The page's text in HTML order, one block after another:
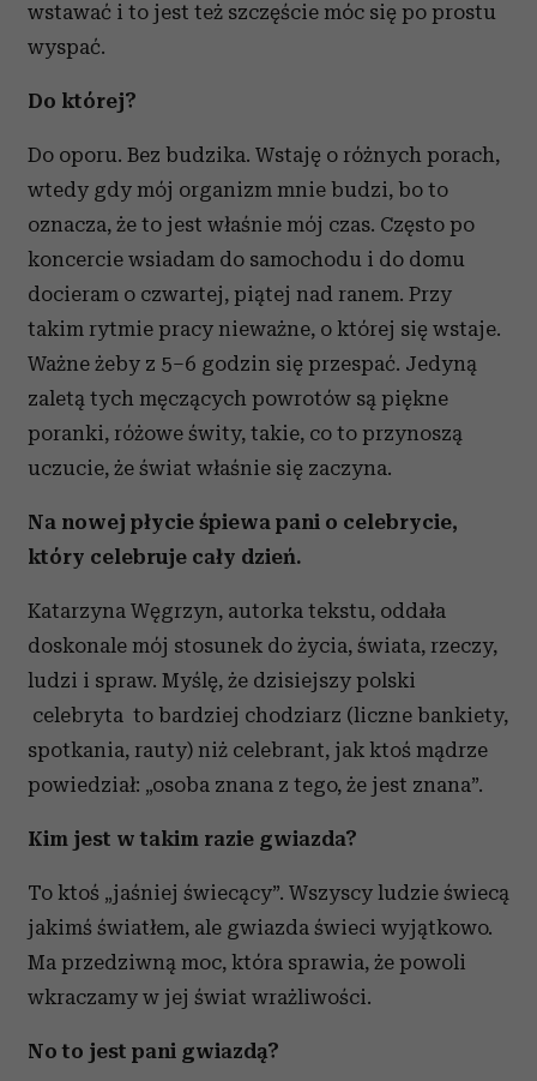
wstawać i to jest też szczęście móc się po prostu
wyspać.
Do której?
Do oporu. Bez budzika. Wstaję o różnych porach,
wtedy gdy mój organizm mnie budzi, bo to
oznacza, że to jest właśnie mój czas. Często po
koncercie wsiadam do samochodu i do domu
docieram o czwartej, piątej nad ranem. Przy
takim rytmie pracy nieważne, o której się wstaje.
Ważne żeby z 5–6 godzin się przespać. Jedyną
zaletą tych męczących powrotów są piękne
poranki, różowe świty, takie, co to przynoszą
uczucie, że świat właśnie się zaczyna.
Na nowej płycie śpiewa pani o celebrycie,
który celebruje cały dzień.
Katarzyna Węgrzyn, autorka tekstu, oddała
doskonale mój stosunek do życia, świata, rzeczy,
ludzi i spraw. Myślę, że dzisiejszy polski
celebryta to bardziej chodziarz (liczne bankiety,
spotkania, rauty) niż celebrant, jak ktoś mądrze
powiedział: „osoba znana z tego, że jest znana”.
Kim jest w takim razie gwiazda?
To ktoś „jaśniej świecący”. Wszyscy ludzie świecą
jakimś światłem, ale gwiazda świeci wyjątkowo.
Ma przedziwną moc, która sprawia, że powoli
wkraczamy w jej świat wrażliwości.
No to jest pani gwiazdą?